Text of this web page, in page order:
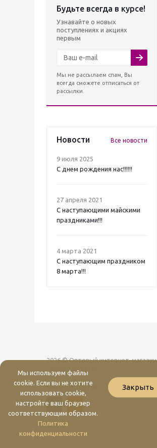
Будьте всегда в курсе!
Узнавайте о новых
поступлениях и акциях
первым
Мы не рассылаем спам, Вы
всегда сможете отписаться от
рассылки.
Новости Все новости
9 июля 2025
С днем рождения нас!!!!!!
27 апреля 2021
C наступающими майскими
праздниками!!!
4 марта 2021
C наступающим праздником
8 марта!!!
2026 © Оптовый интернет-магазин
"Текстиль-Сити"
МЫ В СОЦСЕТЯХ
Мы используем файлы
cookie. Если вы не хотите
использовать cookie,
настройте ваш браузер
соответствующим образом.
Политика
конфиденциальности
Закрыть